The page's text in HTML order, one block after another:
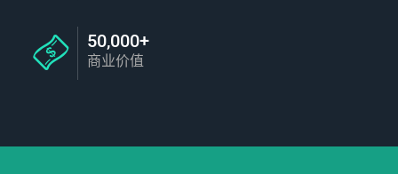
50,000+
商业价值